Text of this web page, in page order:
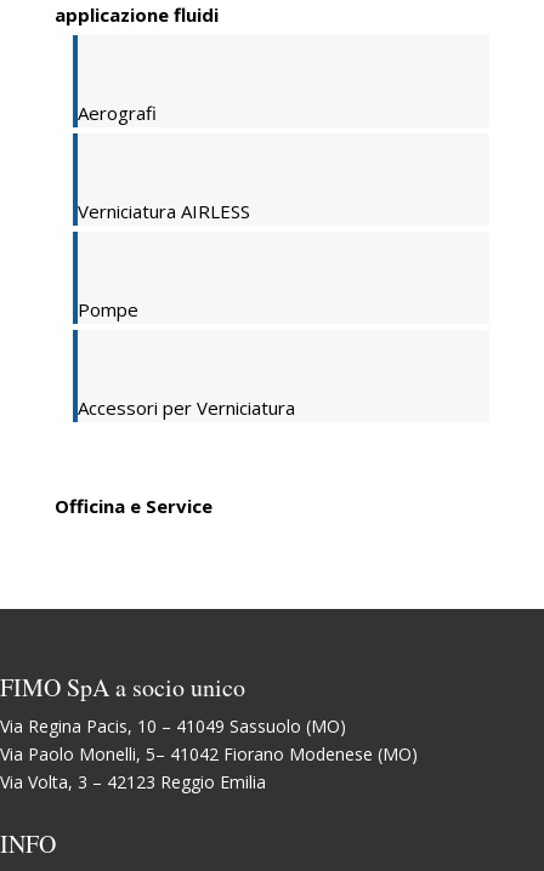
applicazione fluidi
Aerografi
Verniciatura AIRLESS
Pompe
Accessori per Verniciatura
Officina e Service
FIMO SpA a socio unico
Via Regina Pacis, 10 – 41049 Sassuolo (MO)
Via Paolo Monelli, 5– 41042 Fiorano Modenese (MO)
Via Volta, 3 – 42123 Reggio Emilia
INFO